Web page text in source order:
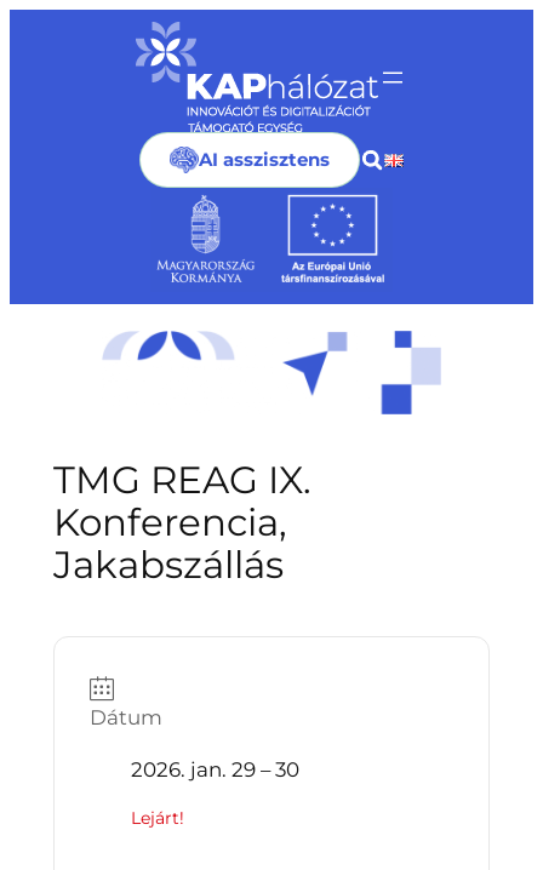
AI asszisztens
TMG REAG IX.
Konferencia,
Jakabszállás
Dátum
2026. jan. 29 – 30
Lejárt!